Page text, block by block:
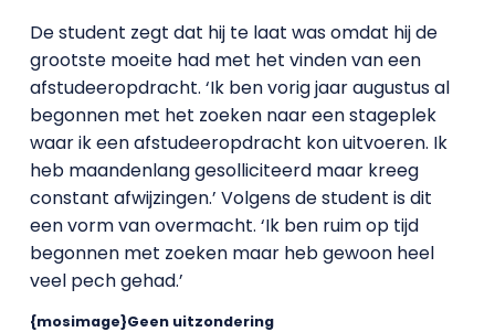
De student zegt dat hij te laat was omdat hij de
grootste moeite had met het vinden van een
afstudeeropdracht. ‘Ik ben vorig jaar augustus al
begonnen met het zoeken naar een stageplek
waar ik een afstudeeropdracht kon uitvoeren. Ik
heb maandenlang gesolliciteerd maar kreeg
constant afwijzingen.’ Volgens de student is dit
een vorm van overmacht. ‘Ik ben ruim op tijd
begonnen met zoeken maar heb gewoon heel
veel pech gehad.’
{mosimage}Geen uitzondering